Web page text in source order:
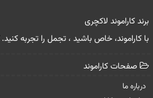
برند کاراموند لاکچری
با کاراموند، خاص باشید ، تجمل را تجربه کنید.
صفحات كاراموند
درباره ما